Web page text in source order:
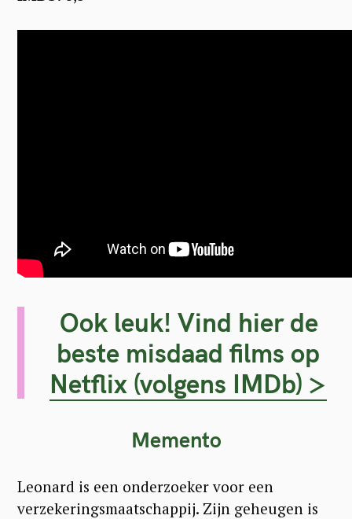
Ook leuk! Vind hier de
beste misdaad films op
Netflix (volgens IMDb) >
Memento
Leonard is een onderzoeker voor een
verzekeringsmaatschappij. Zijn geheugen is